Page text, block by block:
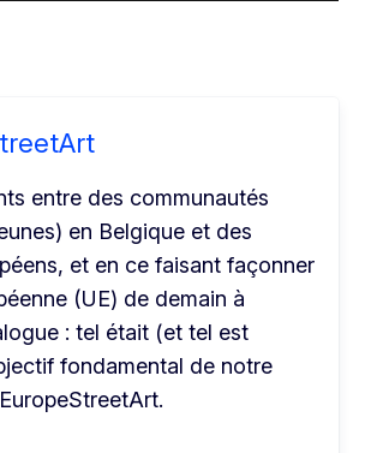
entre des communautés
en Belgique et des
et en ce faisant façonner
(UE) de demain à
: tel était (et tel est
fondamental de notre